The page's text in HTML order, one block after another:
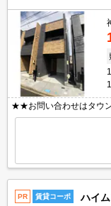
★★お問い合わせはタウ
PR 賃貸コーポ ハイ